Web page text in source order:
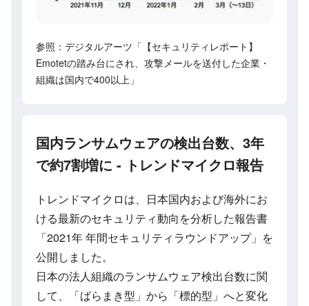
参照：デジタルアーツ「【セキュリティレポート】
Emotetの踏み台にされ、攻撃メールを送付した企業・
組織は国内で400以上」
国内ランサムウェアの検出台数、3年
で約7割増に - トレンドマイクロ報告
トレンドマイクロは、日本国内および海外にお
ける最新のセキュリティ動向を分析した報告書
「2021年 年間セキュリティラウンドアップ」を
公開しました。
日本の法人組織のランサムウェア検出台数に関
して、「ばらまき型」から「標的型」へと変化